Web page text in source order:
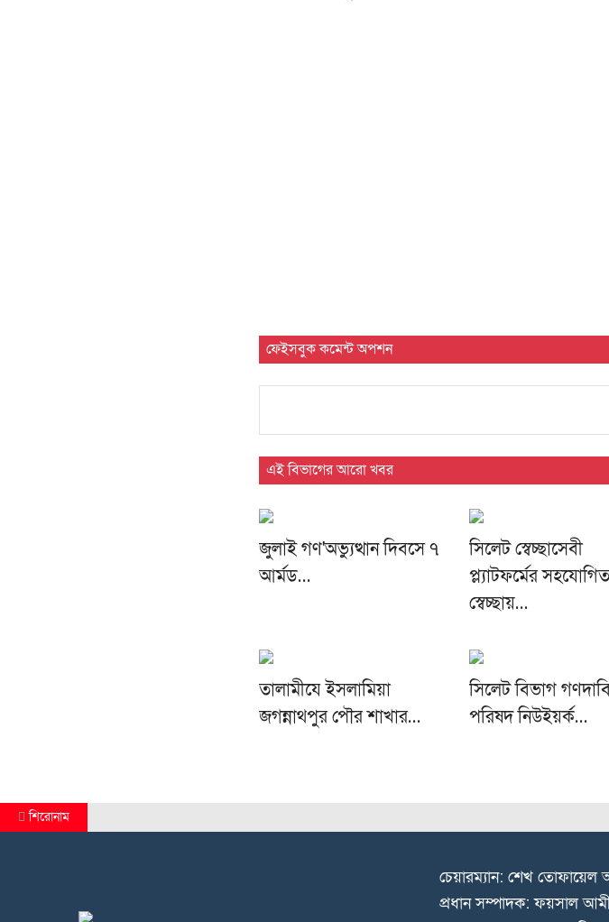
ফেইসবুক কমেন্ট অপশন
এই বিভাগের আরো খবর
জুলাই গণ'অভ্যুত্থান দিবসে ৭
আর্মড…
সিলেট স্বেচ্ছাসেবী
প্ল্যাটফর্মের
স্বেচ্ছায়…
‎তালামীযে ইসলামিয়া
জগন্নাথপুর পৌর শাখার…
সিলেট বিভাগ
পরিষদ নিউইয়র্ক…
শিরোনাম
চেয়ারম্যান: শেখ
প্রধান সম্পাদক: ফয়সাল